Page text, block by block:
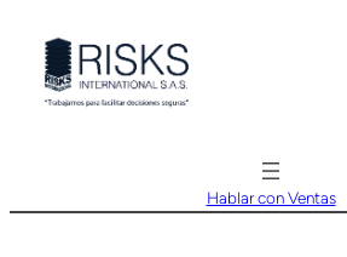
contenido
Hablar con Ventas